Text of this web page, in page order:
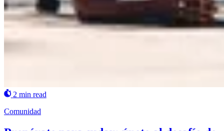
2 min read
Comunidad